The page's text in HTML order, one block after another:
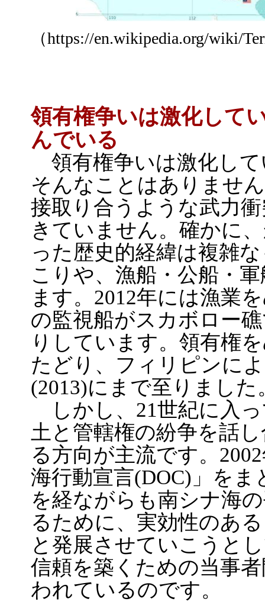
（https://en.wikipedia.org/wiki/
領有権争いは激化して
んでいる
領有権争いは激化し
そんなことはありませ
接取り合うような武力
きていません。確かに
った歴史的経緯は複雑
こりや、漁船・公船・
ます。2012年には漁業
の監視船がスカボロー
りしています。領有権
たどり、フィリピンに
(2013)にまで至りました
しかし、21世紀に入
土と管轄権の紛争を話
る方向が主流です。
海行動宣言(DOC)」を
を経ながらも南シナ海
るために、実効性のあ
と発展させていこうと
信頼を築くための当事
われているのです。